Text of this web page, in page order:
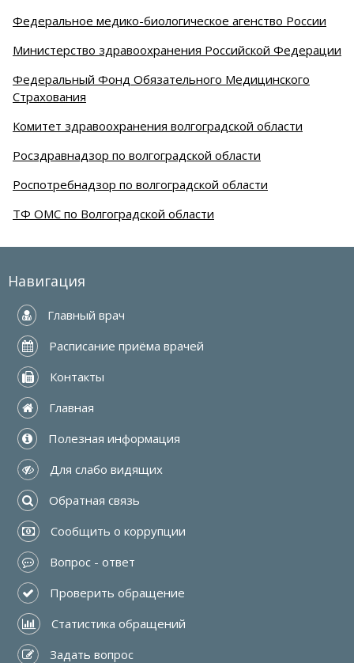
Федеральное медико-биологическое агенство России
Министерство здравоохранения Российской Федерации
Федеральный Фонд Обязательного Медицинского
Страхования
Комитет здравоохранения волгоградской области
Росздравнадзор по волгоградской области
Роспотребнадзор по волгоградской области
ТФ ОМС по Волгоградской области
Навигация
Главный врач
Расписание приёма врачей
Контакты
Главная
Полезная информация
Для слабо видящих
Обратная связь
Сообщить о коррупции
Вопрос - ответ
Проверить обращение
Статистика обращений
Задать вопрос